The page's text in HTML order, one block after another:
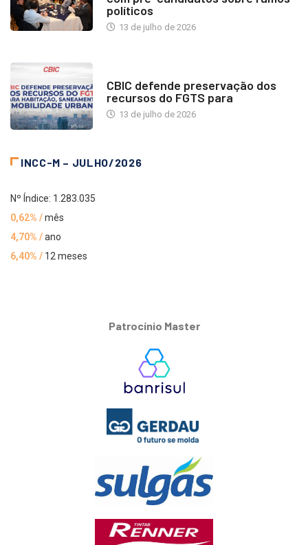
políticos
13 de julho de 2026
CBIC defende preservação dos
recursos do FGTS para
13 de julho de 2026
INCC-M – JULHO/2026
Nº Índice: 1.283.035
0,62% /mês
4,70% /ano
6,40% / 12 meses
Patrocínio Master